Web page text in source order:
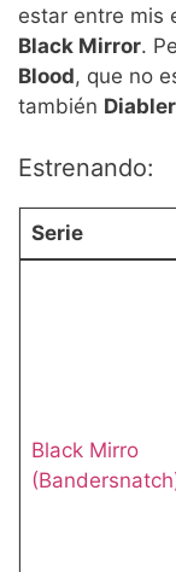
estar entre mis
Black Mirror.
Blood, que no
también
Estrenando:
Serie
Black Mirro